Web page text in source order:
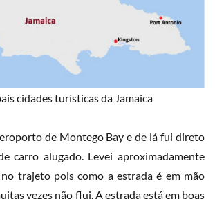
cidades turísticas da Jamaica
de Montego Bay e de lá fui direto
carro alugado. Levei aproximadamente
trajeto pois como a estrada é em mão
vezes não flui. A estrada está em boas